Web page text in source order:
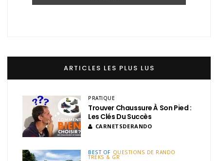
ARTICLES LES PLUS LUS
PRATIQUE
Trouver Chaussure À Son Pied :
Les Clés Du Succès
CARNETSDERANDO
BEST OF QUESTIONS DE RANDO
TREKS & GR